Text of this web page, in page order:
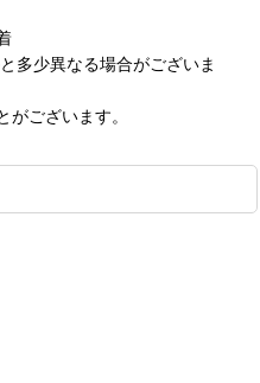
多少異なる場合がございま
ございます。